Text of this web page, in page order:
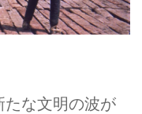
たな文明の波が